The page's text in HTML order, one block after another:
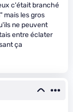
c'était branché
mais les gros
ne peuvent
entre éclater
ça